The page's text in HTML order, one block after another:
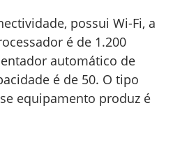
possui Wi-Fi, a
é de 1.200
automático de
é de 50. O tipo
equipamento produz é